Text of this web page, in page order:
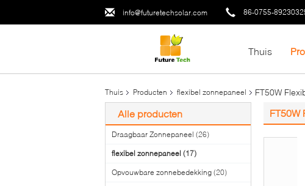
info@futuretechsolar.com 86-0755-
Thuis
Thuis Producten flexibel zonnepaneel FT50W
Alle producten
Draagbaar Zonnepaneel (26)
flexibel zonnepaneel (17)
Opvouwbare zonnebedekking (20)
FT50W